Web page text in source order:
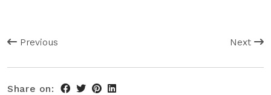
Previous Next
Share on: